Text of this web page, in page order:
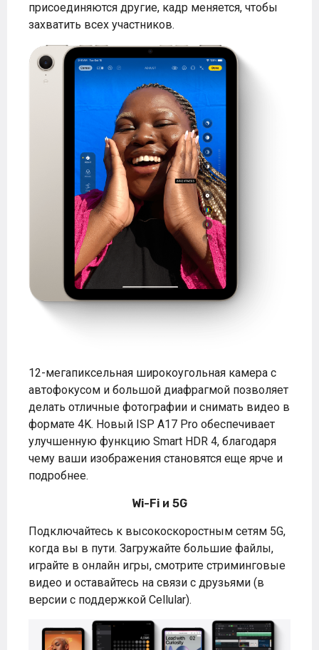
присоединяются другие, кадр меняется, чтобы
захватить всех участников.
12-мегапиксельная широкоугольная камера с
автофокусом и большой диафрагмой позволяет
делать отличные фотографии и снимать видео в
формате 4K. Новый ISP A17 Pro обеспечивает
улучшенную функцию Smart HDR 4, благодаря
чему ваши изображения становятся еще ярче и
подробнее.
Wi-Fi и 5G
Подключайтесь к высокоскоростным сетям 5G,
когда вы в пути. Загружайте большие файлы,
играйте в онлайн игры, смотрите стриминговые
видео и оставайтесь на связи с друзьями (в
версии с поддержкой Cellular).